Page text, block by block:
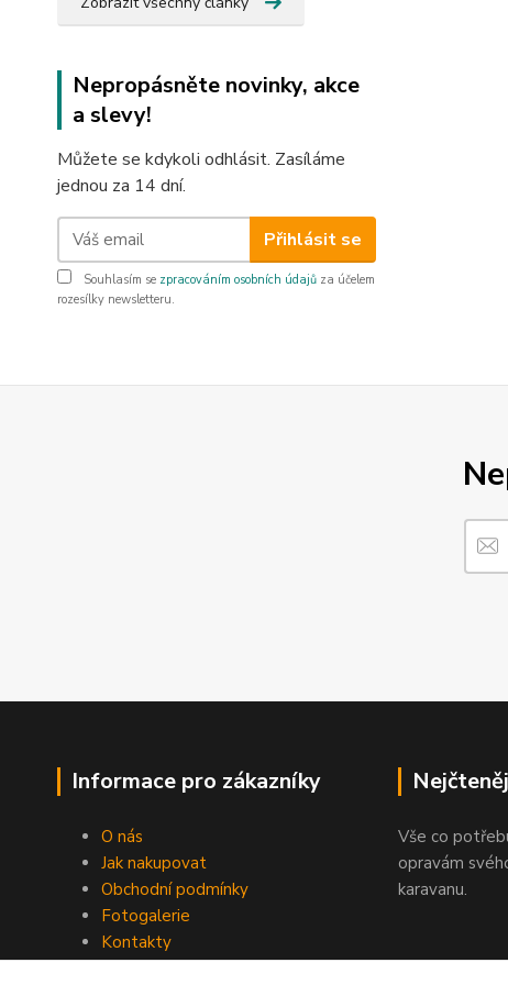
Nepropásněte novinky, akce
a slevy!
Můžete se kdykoli odhlásit. Zasíláme
jednou za 14 dní.
Přihlásit se
Souhlasím se zpracováním osobních údajů za účelem
rozesílky newsletteru.
Informace pro zákazníky
O nás
Jak nakupovat
Obchodní podmínky
Fotogalerie
Kontakty
Vše co
opravám
karavanu.